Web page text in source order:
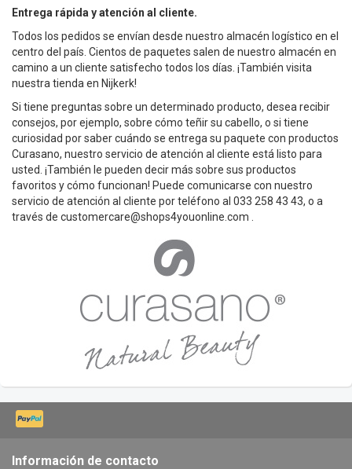
Entrega rápida y atención al cliente.
Todos los pedidos se envían desde nuestro almacén logístico en el
centro del país. Cientos de paquetes salen de nuestro almacén en
camino a un cliente satisfecho todos los días. ¡También visita
nuestra tienda en Nijkerk!
Si tiene preguntas sobre un determinado producto, desea recibir
consejos, por ejemplo, sobre cómo teñir su cabello, o si tiene
curiosidad por saber cuándo se entrega su paquete con productos
Curasano, nuestro servicio de atención al cliente está listo para
usted. ¡También le pueden decir más sobre sus productos
favoritos y cómo funcionan! Puede comunicarse con nuestro
servicio de atención al cliente por teléfono al 033 258 43 43, o a
través de customercare@shops4youonline.com
Información de contacto